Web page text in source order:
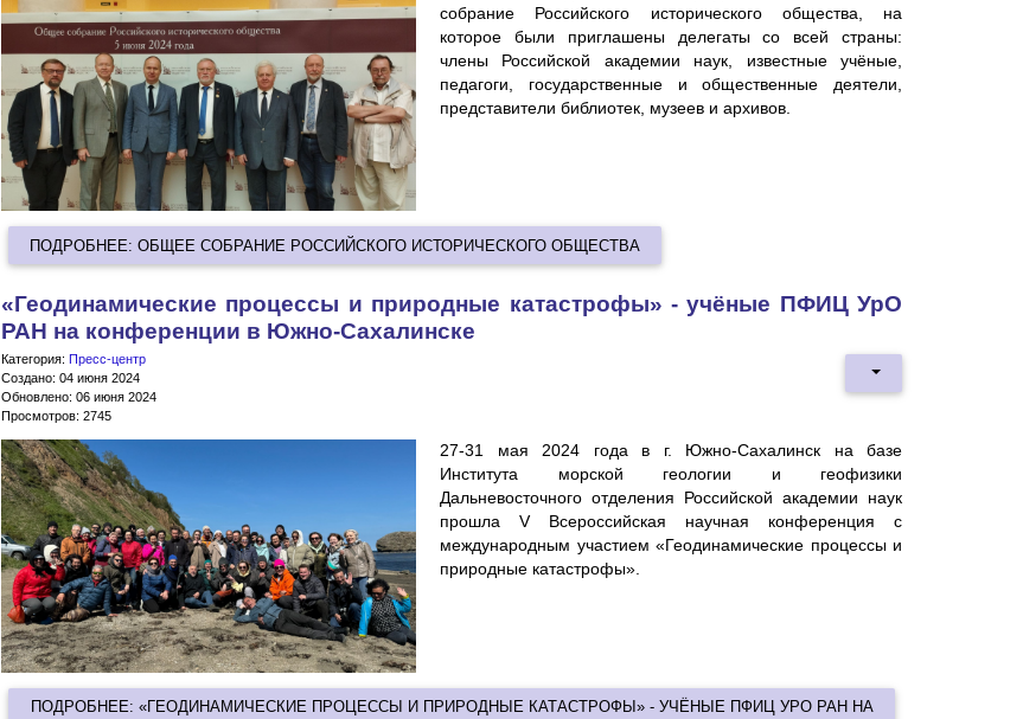
собрание Российского исторического общества, на
которое были приглашены делегаты со всей страны:
члены Российской академии наук, известные учёные,
педагоги, государственные и общественные деятели,
представители библиотек, музеев и архивов.
ПОДРОБНЕЕ: ОБЩЕЕ СОБРАНИЕ РОССИЙСКОГО ИСТОРИЧЕСКОГО ОБЩЕСТВА
«Геодинамические процессы и природные катастрофы» - учёные ПФИЦ УрО
РАН на конференции в Южно-Сахалинске
Категория: Пресс-центр
Создано: 04 июня 2024
Обновлено: 06 июня 2024
Просмотров: 2745
27-31 мая 2024 года в г. Южно-Сахалинск на базе
Института морской геологии и геофизики
Дальневосточного отделения Российской академии наук
прошла V Всероссийская научная конференция с
международным участием «Геодинамические процессы и
природные катастрофы».
ПОДРОБНЕЕ: «ГЕОДИНАМИЧЕСКИЕ ПРОЦЕССЫ И ПРИРОДНЫЕ КАТАСТРОФЫ» - УЧЁНЫЕ ПФИЦ УРО РАН НА